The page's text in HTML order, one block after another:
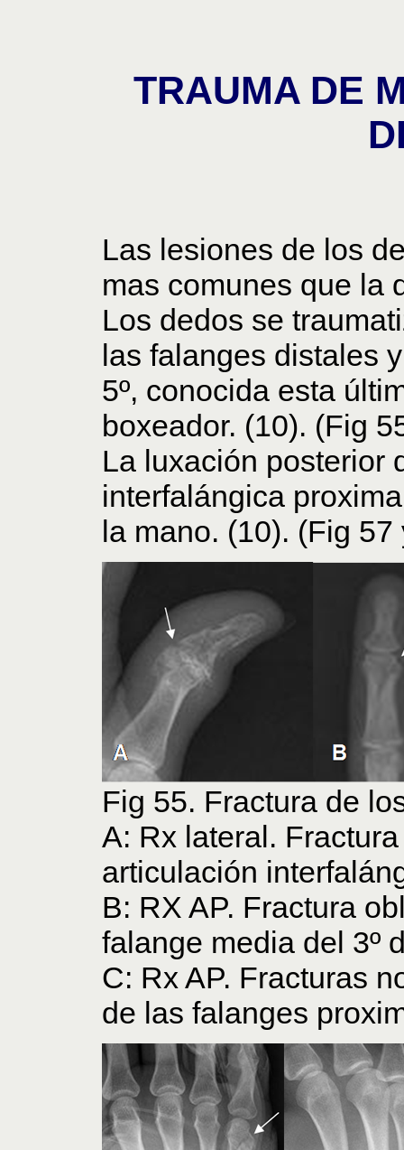
TRAUMA DE
Las lesiones de los
mas comunes que la
Los dedos se
las falanges distales
5º, conocida esta
boxeador. (10). (Fig
La luxación posterior
interfalángica
la mano. (10). (Fig 57
Fig 55. Fractura de
A: Rx lateral.
articulación
B: RX AP. Fractura
falange media del 3º
C: Rx AP. Fracturas
de las falanges